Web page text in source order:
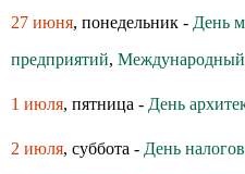
27 июня, понедельник - День
предприятий, Международный
1 июля, пятница - День
2 июля, суббота - День